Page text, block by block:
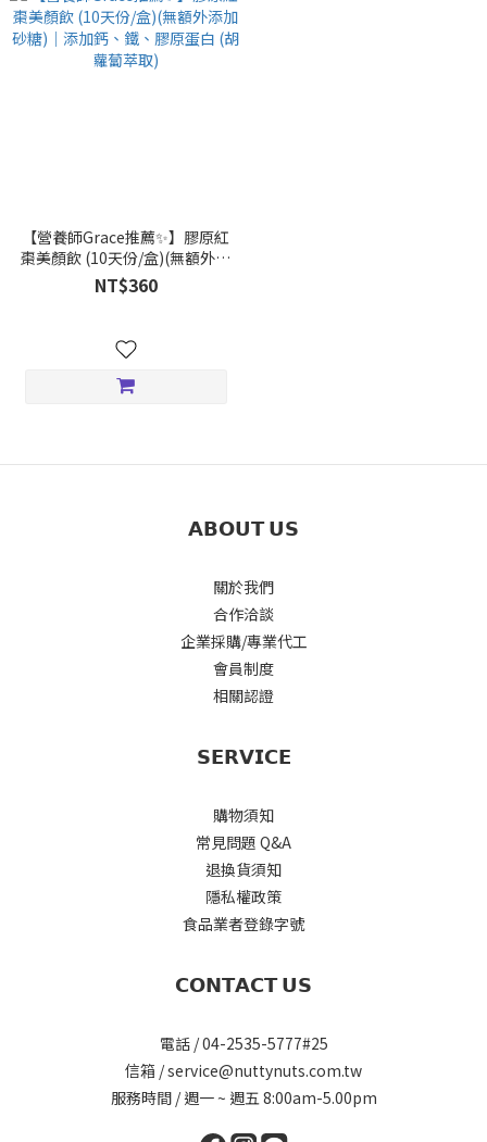
【營養師Grace推薦✨】膠原紅
棗美顏飲 (10天份/盒)(無額外添
加砂糖)｜添加鈣、鐵、膠原蛋
白 (胡蘿蔔萃取)
NT$360
𝗔𝗕𝗢𝗨𝗧 𝗨𝗦
關於我們
合作洽談
企業採購/專業代工
會員制度
相關認證
𝗦𝗘𝗥𝗩𝗜𝗖𝗘
購物須知
常見問題 Q&A
退換貨須知
隱私權政策
食品業者登錄字號
𝗖𝗢𝗡𝗧𝗔𝗖𝗧 𝗨𝗦
電話 / 04-2535-5777#25
信箱 / service@nuttynuts.com.tw
服務時間 / 週一 ~ 週五 8:00am-5.00pm